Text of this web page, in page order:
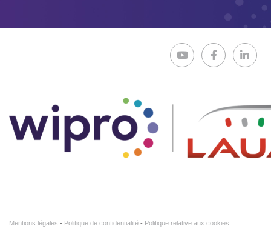
Mentions légales Politique de confidentialité Politique relative aux cookies